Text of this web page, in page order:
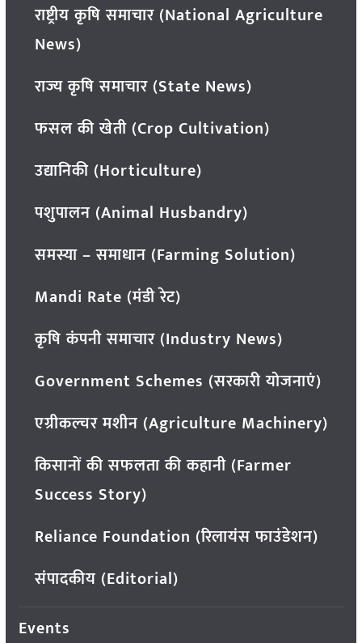
राष्ट्रीय कृषि समाचार (National Agriculture
News)
राज्य कृषि समाचार (State News)
फसल की खेती (Crop Cultivation)
उद्यानिकी (Horticulture)
पशुपालन (Animal Husbandry)
समस्या – समाधान (Farming Solution)
Mandi Rate (मंडी रेट)
कृषि कंपनी समाचार (Industry News)
Government Schemes (सरकारी योजनाएं)
एग्रीकल्चर मशीन (Agriculture Machinery)
किसानों की सफलता की कहानी (Farmer
Success Story)
Reliance Foundation (रिलायंस फाउंडेशन)
संपादकीय (Editorial)
Events